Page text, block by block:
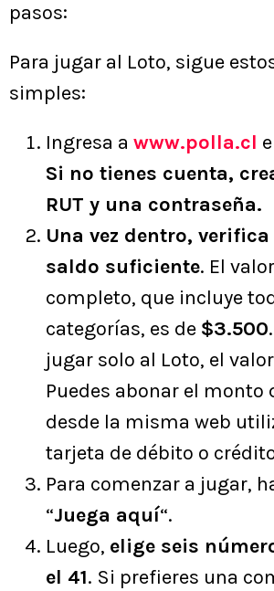
pasos:
Para jugar al Loto, sigue
simples:
Ingresa a www.polla.cl
Si no tienes cuenta,
RUT y una contraseña.
Una vez dentro,
saldo suficiente. El
completo, que incluye
categorías, es de $3.500
jugar solo al Loto, el
Puedes abonar el monto
desde la misma web
tarjeta de débito o
Para comenzar a jugar,
“Juega aquí“.
Luego, elige seis
el 41. Si prefieres una